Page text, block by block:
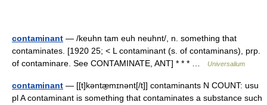
contaminant — /keuhn tam euh neuhnt/, n. something that
contaminates. [1920 25; < L contaminant (s. of contaminans), prp.
of contaminare. See CONTAMINATE, ANT] * * * …
Universalium
contaminant — [[t]kəntæ̱mɪnənt[/t]] contaminants N COUNT: usu
pl A contaminant is something that contaminates a substance such